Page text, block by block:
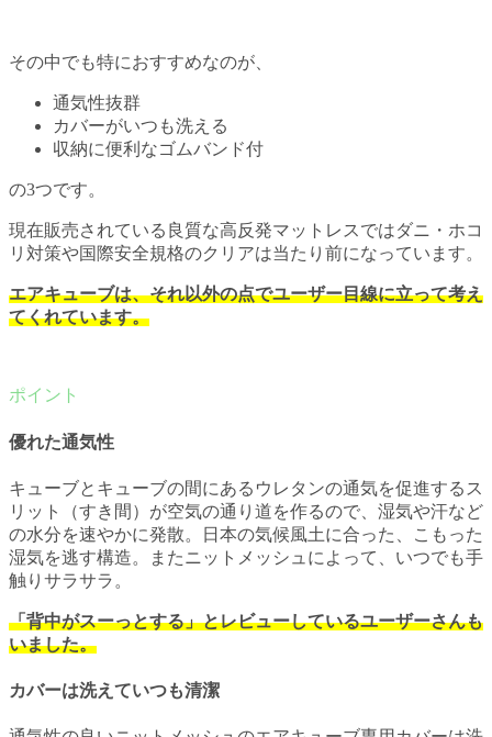
その中でも特におすすめなのが、
通気性抜群
カバーがいつも洗える
収納に便利なゴムバンド付
の3つです。
現在販売されている良質な高反発マットレスではダニ・ホコ
リ対策や国際安全規格のクリアは当たり前になっています。
エアキューブは、それ以外の点でユーザー目線に立って考え
てくれています。
優れた通気性
キューブとキューブの間にあるウレタンの通気を促進するス
リット（すき間）が空気の通り道を作るので、湿気や汗など
の水分を速やかに発散。日本の気候風土に合った、こもった
湿気を逃す構造。またニットメッシュによって、いつでも手
触りサラサラ。
「背中がスーっとする」とレビューしているユーザーさんも
いました。
カバーは洗えていつも清潔